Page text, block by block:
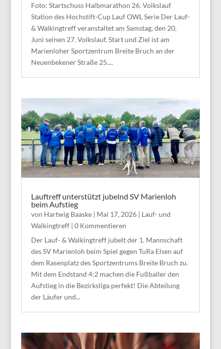
Foto: Startschuss Halbmarathon 26. Volkslauf
Station des Hochstift-Cup Lauf OWL Serie Der Lauf-
& Walkingtreff veranstaltet am Samstag, den 20.
Juni seinen 27. Volkslauf. Start und Ziel ist am
Marienloher Sportzentrum Breite Bruch an der
Neuenbekener Straße 25....
Lauftreff unterstützt jubelnd SV Marienloh
beim Aufstieg
von Hartwig Baaske| Mai 17, 2026| Lauf- und
Walkingtreff| 0 Kommentieren
Der Lauf- & Walkingtreff jubelt der 1. Mannschaft
des SV Marienloh beim Spiel gegen TuRa Elsen auf
dem Rasenplatz des Sportzentrums Breite Bruch zu.
Mit dem Endstand 4:2 machen die Fußballer den
Aufstieg in die Bezirksliga perfekt! Die Abteilung
der Läufer und...